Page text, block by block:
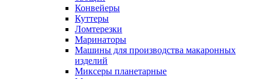
Конвейеры
Куттеры
Ломтерезки
Маринаторы
Машины для производства макаронных
изделий
Миксеры планетарные